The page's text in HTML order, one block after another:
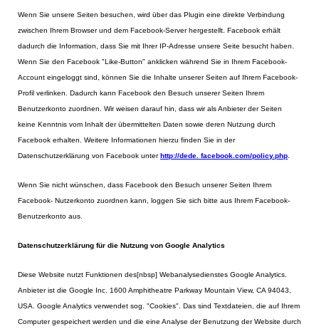
Wenn Sie unsere Seiten besuchen, wird über das Plugin eine direkte Verbindung
zwischen Ihrem Browser und dem Facebook-Server hergestellt. Facebook erhält
dadurch die Information, dass Sie mit Ihrer IP-Adresse unsere Seite besucht haben.
Wenn Sie den Facebook "Like-Button" anklicken während Sie in Ihrem Facebook-
Account eingeloggt sind, können Sie die Inhalte unserer Seiten auf Ihrem Facebook-
Profil verlinken. Dadurch kann Facebook den Besuch unserer Seiten Ihrem
Benutzerkonto zuordnen. Wir weisen darauf hin, dass wir als Anbieter der Seiten
keine Kenntnis vom Inhalt der übermittelten Daten sowie deren Nutzung durch
Facebook erhalten. Weitere Informationen hierzu finden Sie in der
Datenschutzerklärung von Facebook unterhttp://dede. facebook.com/policy.php
Wenn Sie nicht wünschen, dass Facebook den Besuch unserer Seiten Ihrem
Facebook- Nutzerkonto zuordnen kann, loggen Sie sich bitte aus Ihrem Facebook-
Benutzerkonto aus.
Datenschutzerklärung für die Nutzung von Google Analytics
Diese Website nutzt Funktionen des[nbsp] Webanalysedienstes Google Analytics.
Anbieter ist die Google Inc. 1600 Amphitheatre Parkway Mountain View, CA 94043,
USA. Google Analytics verwendet sog. "Cookies". Das sind Textdateien, die auf Ihrem
Computer gespeichert werden und die eine Analyse der Benutzung der Website durch